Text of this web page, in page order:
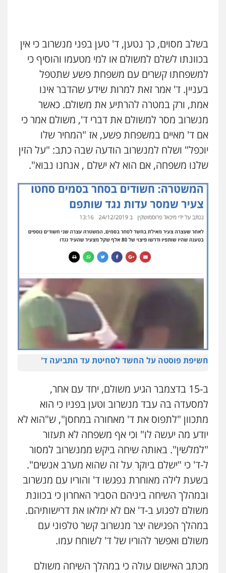
בשלב מסוים, כך נטען, ד' טען בפני מנשרוב כי אין
בכוונתו לשלם למשולם או למי מטעמו והוסיף כי
למשפחתו קשרים עם משפחת פשע שתטפל
בעניין. ד' אמר זאת למרות שידע שהדבר אינו
אמת, ורק במטרה להרתיע את משולם. כאשר
מנשרוב מסר למשולם את דברי ד', משולם אמר כי
אם ד' מאיים במשפחת פשע, אז "המחיר שלו
יוכפל" ושלח למנשרוב הודעה שבה כתב: "על הזין
שלנו משפחה, אם הוא לא ישלם , אנחנו נבוא".
חשיפת פוסטה על החשד לסחיטת עד התביעה ד'
ב-15 בדצמבר הגיע משולם, יחד עם אחר,
למסעדה בה עבד מנשרוב וטען בפניו כי הוא
מתכוון "לתפוס את ד' מאחורה במחסן", ש"הוא לא
יודע מה יעשה לו" וכי אף משפחה לא תעזור
"למלשין". באותה שיחה ביקש ממנשרוב למסור
ל-ד' כי "ישלם ביוקר על זה שהוא מערב אנשים".
בשעת לילה מאוחרת נפגשו ד' והוריו עם מנשרוב
ובמהלך השיחה ביניהם הסביר האחרון כי בכוונת
משולם לפגוע ב-ד' אם לא ימלאו את דרישותיהם.
במהלך הפגישה יצר מנשרוב קשר טלפוני עם
משולם ואפשר להוריו של ד' לשוחח עמו.
מכתב האישום עולה כי במהלך השיחה משולם